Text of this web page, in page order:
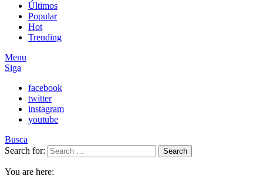
Últimos
Popular
Hot
Trending
Menu
Siga
facebook
twitter
instagram
youtube
Busca
Search for:
Search
You are here: